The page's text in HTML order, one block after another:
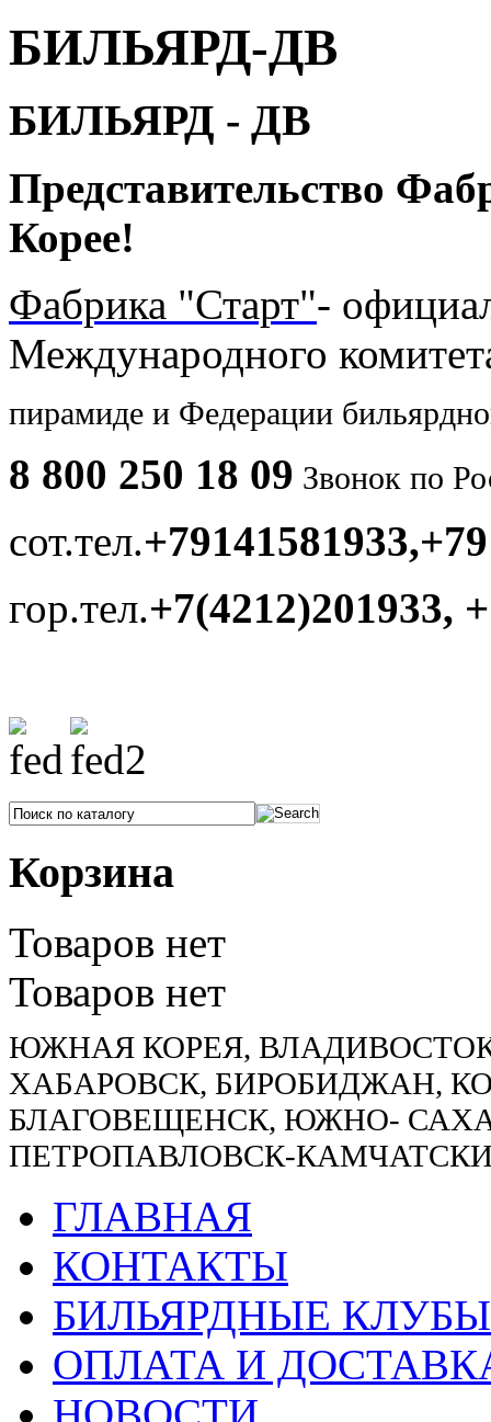
БИЛЬЯРД-ДВ
БИЛЬЯРД - ДВ
Представительство
Корее!
Фабрика "Старт"-
Международного
пирамиде и Федерации
8 800 250 18 09 Звонок по
сот.тел.
гор.тел.+7(4212)201933,
Корзина
Товаров нет
Товаров нет
ЮЖНАЯ КОРЕЯ,
ХАБАРОВСК, БИРОБИДЖАН,
БЛАГОВЕЩЕНСК, ЮЖНО-
ПЕТРОПАВЛОВСК-
ГЛАВНАЯ
КОНТАКТЫ
БИЛЬЯРДНЫЕ КЛУБЫ
ОПЛАТА И